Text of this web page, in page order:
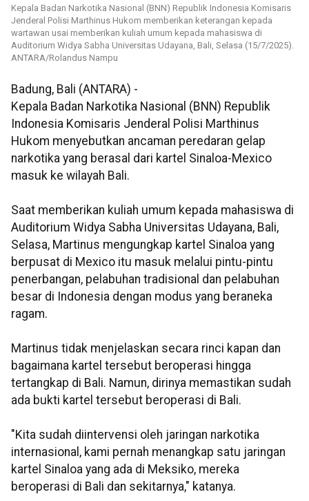
Kepala Badan Narkotika Nasional (BNN) Republik Indonesia Komisaris
Jenderal Polisi Marthinus Hukom memberikan keterangan kepada
wartawan usai memberikan kuliah umum kepada mahasiswa di
Auditorium Widya Sabha Universitas Udayana, Bali, Selasa (15/7/2025).
ANTARA/Rolandus Nampu
Badung, Bali (ANTARA) -
Kepala Badan Narkotika Nasional (BNN) Republik
Indonesia Komisaris Jenderal Polisi Marthinus
Hukom menyebutkan ancaman peredaran gelap
narkotika yang berasal dari kartel Sinaloa-Mexico
masuk ke wilayah Bali.
Saat memberikan kuliah umum kepada mahasiswa di
Auditorium Widya Sabha Universitas Udayana, Bali,
Selasa, Martinus mengungkap kartel Sinaloa yang
berpusat di Mexico itu masuk melalui pintu-pintu
penerbangan, pelabuhan tradisional dan pelabuhan
besar di Indonesia dengan modus yang beraneka
ragam.
Martinus tidak menjelaskan secara rinci kapan dan
bagaimana kartel tersebut beroperasi hingga
tertangkap di Bali. Namun, dirinya memastikan sudah
ada bukti kartel tersebut beroperasi di Bali.
"Kita sudah diintervensi oleh jaringan narkotika
internasional, kami pernah menangkap satu jaringan
kartel Sinaloa yang ada di Meksiko, mereka
beroperasi di Bali dan sekitarnya," katanya.